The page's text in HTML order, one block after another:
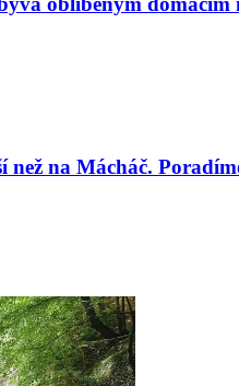
než na Mácháč.